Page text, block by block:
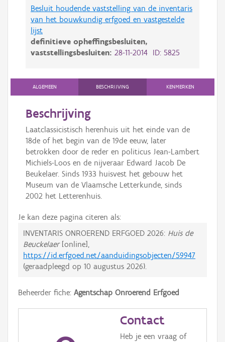
Besluit houdende vaststelling van de inventaris
van het bouwkundig erfgoed en vastgestelde
lijst
definitieve opheffingsbesluiten,
vaststellingsbesluiten: 28-11-2014 ID: 5825
ALGEMEEN BESCHRIJVING KENMERKEN
Beschrijving
Laatclassicistisch herenhuis uit het einde van de
18de of het begin van de 19de eeuw, later
betrokken door de reder en politicus Jean-Lambert
Michiels-Loos en de nijveraar Edward Jacob De
Beukelaer. Sinds 1933 huisvest het gebouw het
Museum van de Vlaamsche Letterkunde, sinds
2002 het Letterenhuis.
Je kan deze pagina citeren als:
INVENTARIS ONROEREND ERFGOED 2026: Huis de
Beuckelaer[online],
https://id.erfgoed.net/aanduidingsobjecten/59947
(geraadpleegd op 10 augustus 2026).
Beheerder fiche: Agentschap Onroerend Erfgoed
Contact
Heb je een vraag of